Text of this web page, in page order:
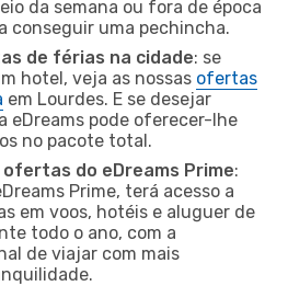
da semana ou fora de época
conseguir uma pechincha.
de férias na cidade: se
hotel, veja as nossas ofertas
em Lourdes. E se desejar
eDreams pode oferecer-lhe
no pacote total.
do eDreams Prime:
Prime, terá acesso a
em voos, hotéis e aluguer de
todo o ano, com a
de viajar com mais